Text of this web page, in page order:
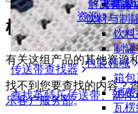
传送带查找器
查找英特乐传送带、部件
解决方案
乳制
饮料与制
饮
制
包装领域
箱包
消
瓦
资源
支持
模塑传送带资源
有关这组产品的其他资源
找不到您要查找的内容？
乐客户服务部。